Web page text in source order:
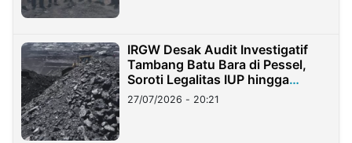
IRGW Desak Audit Investigatif
Tambang Batu Bara di Pessel,
Soroti Legalitas IUP hingga
Stockpile
27/07/2026 - 20:21